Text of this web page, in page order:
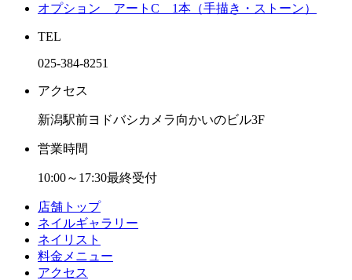
オプション アートC 1本（手描き・ストーン）
TEL
025-384‐8251
アクセス
新潟駅前ヨドバシカメラ向かいのビル3F
営業時間
10:00～17:30最終受付
店舗トップ
ネイルギャラリー
ネイリスト
料金メニュー
アクセス